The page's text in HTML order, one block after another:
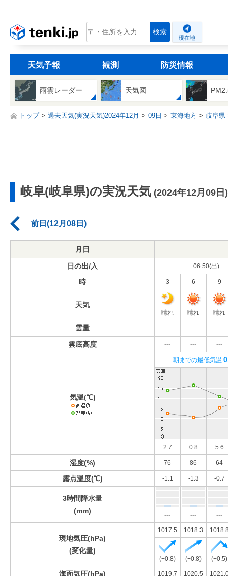
tenki.jp 検索
現在地
天気予報 観測 防災情報
雨雲レーダー 天気図
トップ 過去天気(実況天気)2024年12月 09日 東海地方 岐阜県
岐阜(岐阜県)の実況天気 (2024年12月09日)
前日(12月08日)
月日
日の出/入 06:50(出)
時 3 6 9
天気
晴れ 晴れ 晴れ
雲量 --- --- ---
雲底高度 --- --- ---
気温(℃)
朝までの最低気温
2.7 0.8 5.6
湿度(%) 76 86 64
露点温度(℃) -1.1 -1.3 -0.7
3時間降水量
(mm)
--- --- ---
現地気圧(hPa)
(変化量)
1017.5 1018.3
(+0.8) (+0.8) (+0.5)
海面気圧(hPa) 1019.7 1020.5